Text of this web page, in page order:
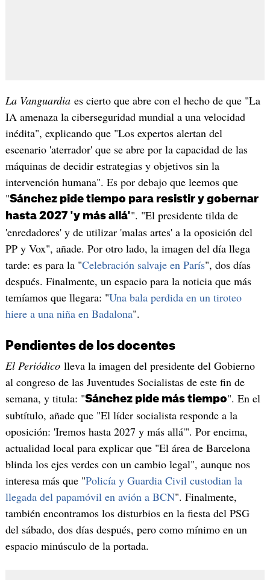
La Vanguardia es cierto que abre con el hecho de que "La
IA amenaza la ciberseguridad mundial a una velocidad
inédita", explicando que "Los expertos alertan del
escenario 'aterrador' que se abre por la capacidad de las
máquinas de decidir estrategias y objetivos sin la
intervención humana". Es por debajo que leemos que
"Sánchez pide tiempo para resistir y gobernar
hasta 2027 'y más allá'". "El presidente tilda de
'enredadores' y de utilizar 'malas artes' a la oposición del
PP y Vox", añade. Por otro lado, la imagen del día llega
tarde: es para la "Celebración salvaje en París", dos días
después. Finalmente, un espacio para la noticia que más
temíamos que llegara: "Una bala perdida en un tiroteo
hiere a una niña en Badalona".
Pendientes de los docentes
El Periódicolleva la imagen del presidente del Gobierno
al congreso de las Juventudes Socialistas de este fin de
semana, y titula: "Sánchez pide más tiempo". En el
subtítulo, añade que "El líder socialista responde a la
oposición: 'Iremos hasta 2027 y más allá'". Por encima,
actualidad local para explicar que "El área de Barcelona
blinda los ejes verdes con un cambio legal", aunque nos
interesa más que "Policía y Guardia Civil custodian la
llegada del papamóvil en avión a BCN". Finalmente,
también encontramos los disturbios en la fiesta del PSG
del sábado, dos días después, pero como mínimo en un
espacio minúsculo de la portada.